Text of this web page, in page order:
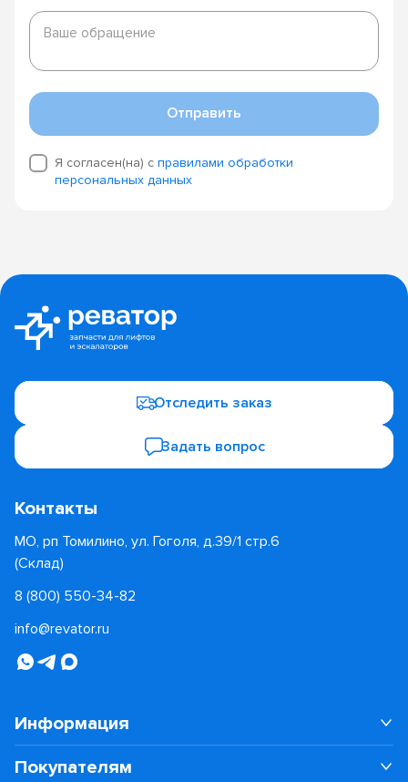
Ваше
обращение
Ваше обращение
Отправить
Я согласен(на) с правилами обработки
персональных данных
Отследить заказ
Задать вопрос
Контакты
МО, рп Томилино, ул. Гоголя, д.39/1 стр.6
(Склад)
8 (800) 550-34-82
info@revator.ru
Информация
Покупателям